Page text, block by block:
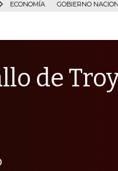
ECONOMÍA GOBIERNO
de